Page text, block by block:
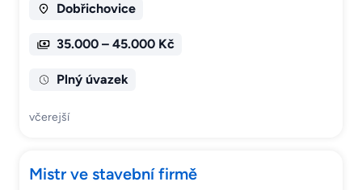
Dobřichovice
35.000 – 45.000 Kč
Plný úvazek
včerejší
Mistr ve stavební firmě